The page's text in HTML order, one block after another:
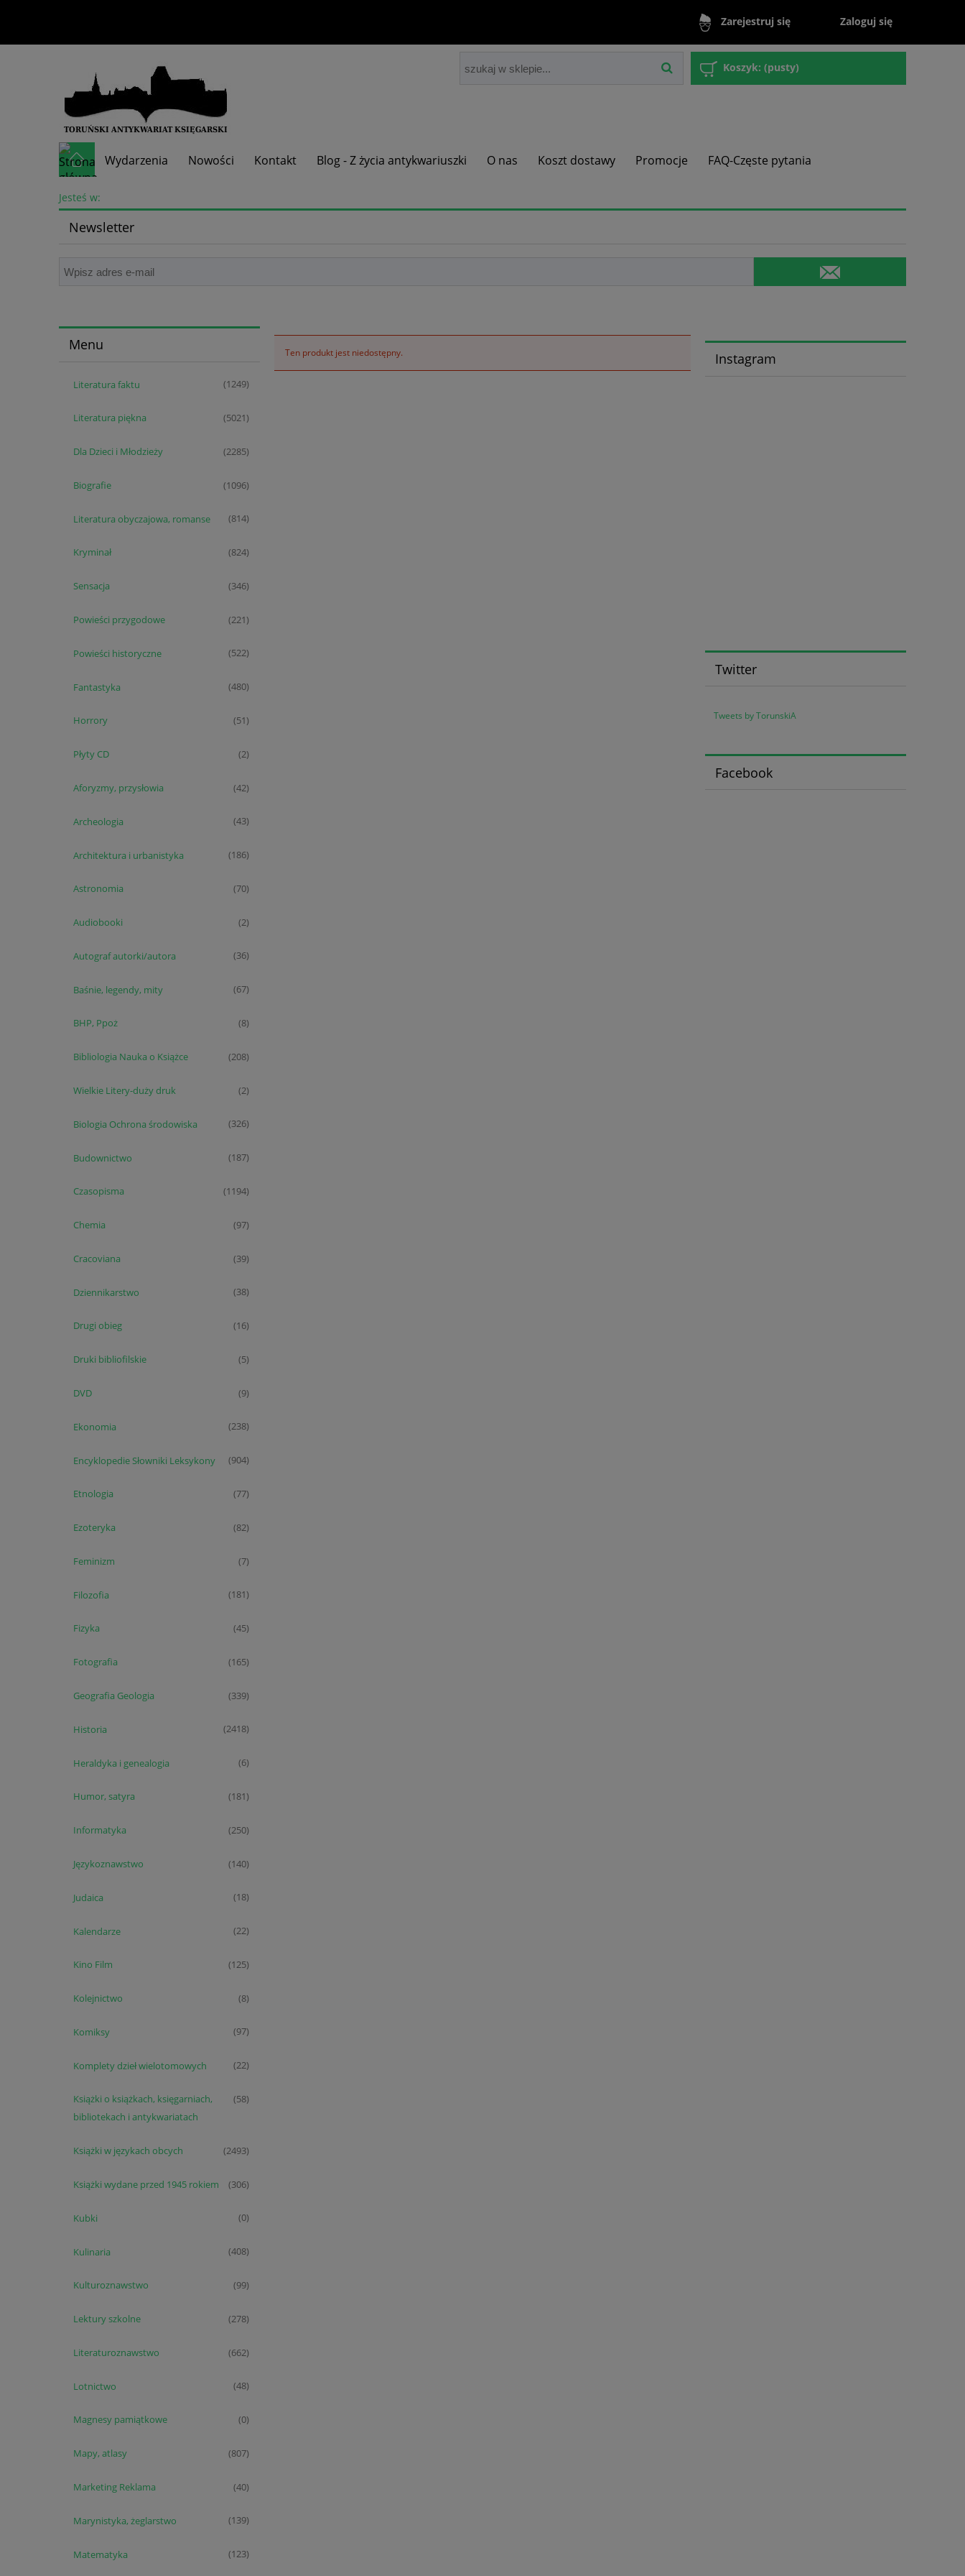
Zarejestruj się Zaloguj się
Koszyk: (pusty)
Wydarzenia Nowości Kontakt Blog - Z życia antykwariuszki O nas Koszt dostawy Promocje FAQ-Częste pytania
Skup książek
Jesteś w:
Newsletter
Menu
Literatura faktu (1249)
Literatura piękna (5021)
Dla Dzieci i Młodzieży (2285)
Biografie (1096)
Literatura obyczajowa, romanse (814)
Kryminał (824)
Sensacja (346)
Powieści przygodowe (221)
Powieści historyczne (522)
Fantastyka (480)
Horrory (51)
Płyty CD (2)
Aforyzmy, przysłowia (42)
Archeologia (43)
Architektura i urbanistyka (186)
Astronomia (70)
Audiobooki (2)
Autograf autorki/autora (36)
Baśnie, legendy, mity (67)
BHP, Ppoż (8)
Bibliologia Nauka o Książce (208)
Wielkie Litery-duży druk (2)
Biologia Ochrona środowiska (326)
Budownictwo (187)
Czasopisma (1194)
Chemia (97)
Cracoviana (39)
Dziennikarstwo (38)
Drugi obieg (16)
Druki bibliofilskie (5)
DVD (9)
Ekonomia (238)
Encyklopedie Słowniki Leksykony (904)
Etnologia (77)
Ezoteryka (82)
Feminizm (7)
Filozofia (181)
Fizyka (45)
Fotografia (165)
Geografia Geologia (339)
Historia (2418)
Heraldyka i genealogia (6)
Humor, satyra (181)
Informatyka (250)
Językoznawstwo (140)
Judaica (18)
Kalendarze (22)
Kino Film (125)
Kolejnictwo (8)
Komiksy (97)
Komplety dzieł wielotomowych (22)
Książki o książkach, księgarniach,
bibliotekach i antykwariatach
(58)
Książki w językach obcych (2493)
Książki wydane przed 1945 rokiem (306)
Kubki (0)
Kulinaria (408)
Kulturoznawstwo (99)
Lektury szkolne (278)
Literaturoznawstwo (662)
Lotnictwo (48)
Magnesy pamiątkowe (0)
Mapy, atlasy (807)
Marketing Reklama (40)
Marynistyka, żeglarstwo (139)
Matematyka (123)
Ten produkt jest niedostępny. Instagram
Twitter
Tweets by TorunskiA
Facebook